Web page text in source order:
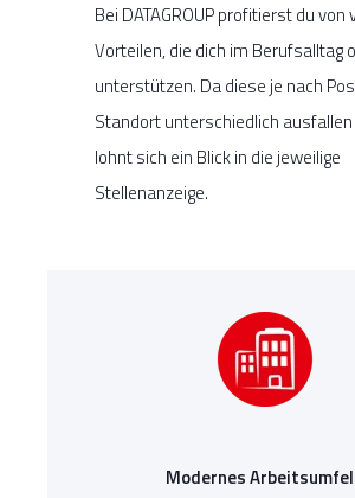
Bei DATAGROUP profitierst du von
Vorteilen, die dich im Berufsalltag
unterstützen. Da diese je nach
Standort unterschiedlich
lohnt sich ein Blick in die jeweilige
Stellenanzeige.
Modernes